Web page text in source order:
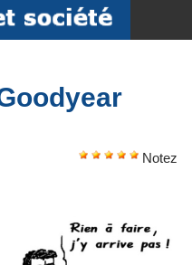
Notez